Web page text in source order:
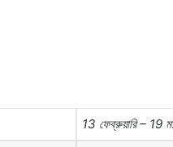
13 ফেব্রুয়ারি– 19